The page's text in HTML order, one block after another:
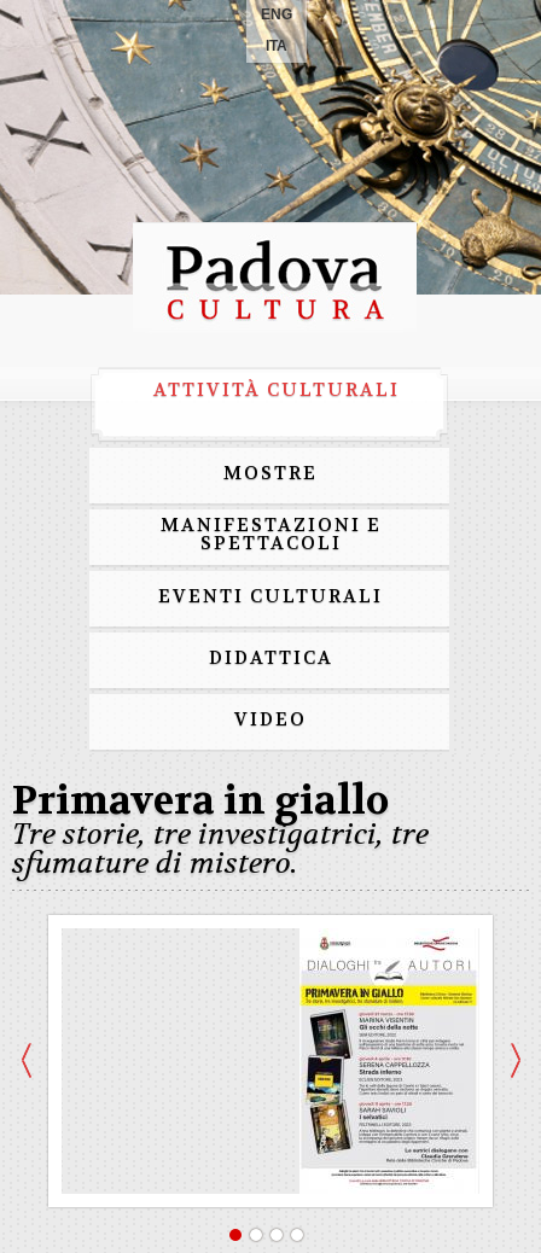
ENG
ITA
ATTIVITÀ CULTURALI
MOSTRE
MANIFESTAZIONI E
SPETTACOLI
EVENTI CULTURALI
DIDATTICA
VIDEO
Primavera in giallo
Tre storie, tre investigatrici, tre
sfumature di mistero.